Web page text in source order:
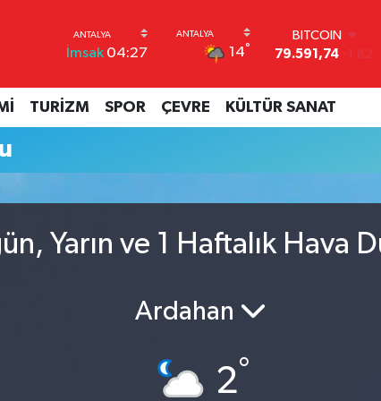
İmsak04:27 14°
BITCOIN
79.591,74 -1.82
45,43620 0.02
EURO
53,38690 0.19
6862,09000 0.19
14.598,00
TURİZM SPOR ÇEVRE KÜLTÜR SANAT
Yarın ve 1 Haftalık Hava
Ardahan
2°